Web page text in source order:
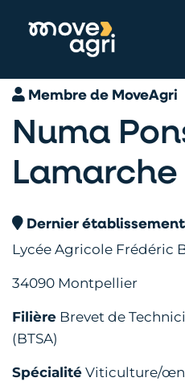
Membre de MoveAgri
Numa
Lamarche
Dernier établissement
Lycée Agricole Frédéric
34090 Montpellier
Filière Brevet de
(BTSA)
Spécialité Viticulture/